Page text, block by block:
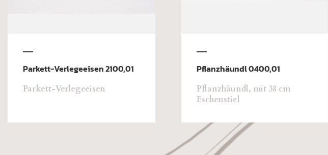
Parkett-Verlegeeisen 2100,01
Parkett-Verlegeeisen
Pflanzhäundl 0400,01
Pflanzhäundl, mit 38 cm
Eschenstiel